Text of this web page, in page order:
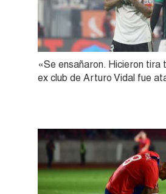
«Se ensañaron. Hicieron tira
ex club de Arturo Vidal fue